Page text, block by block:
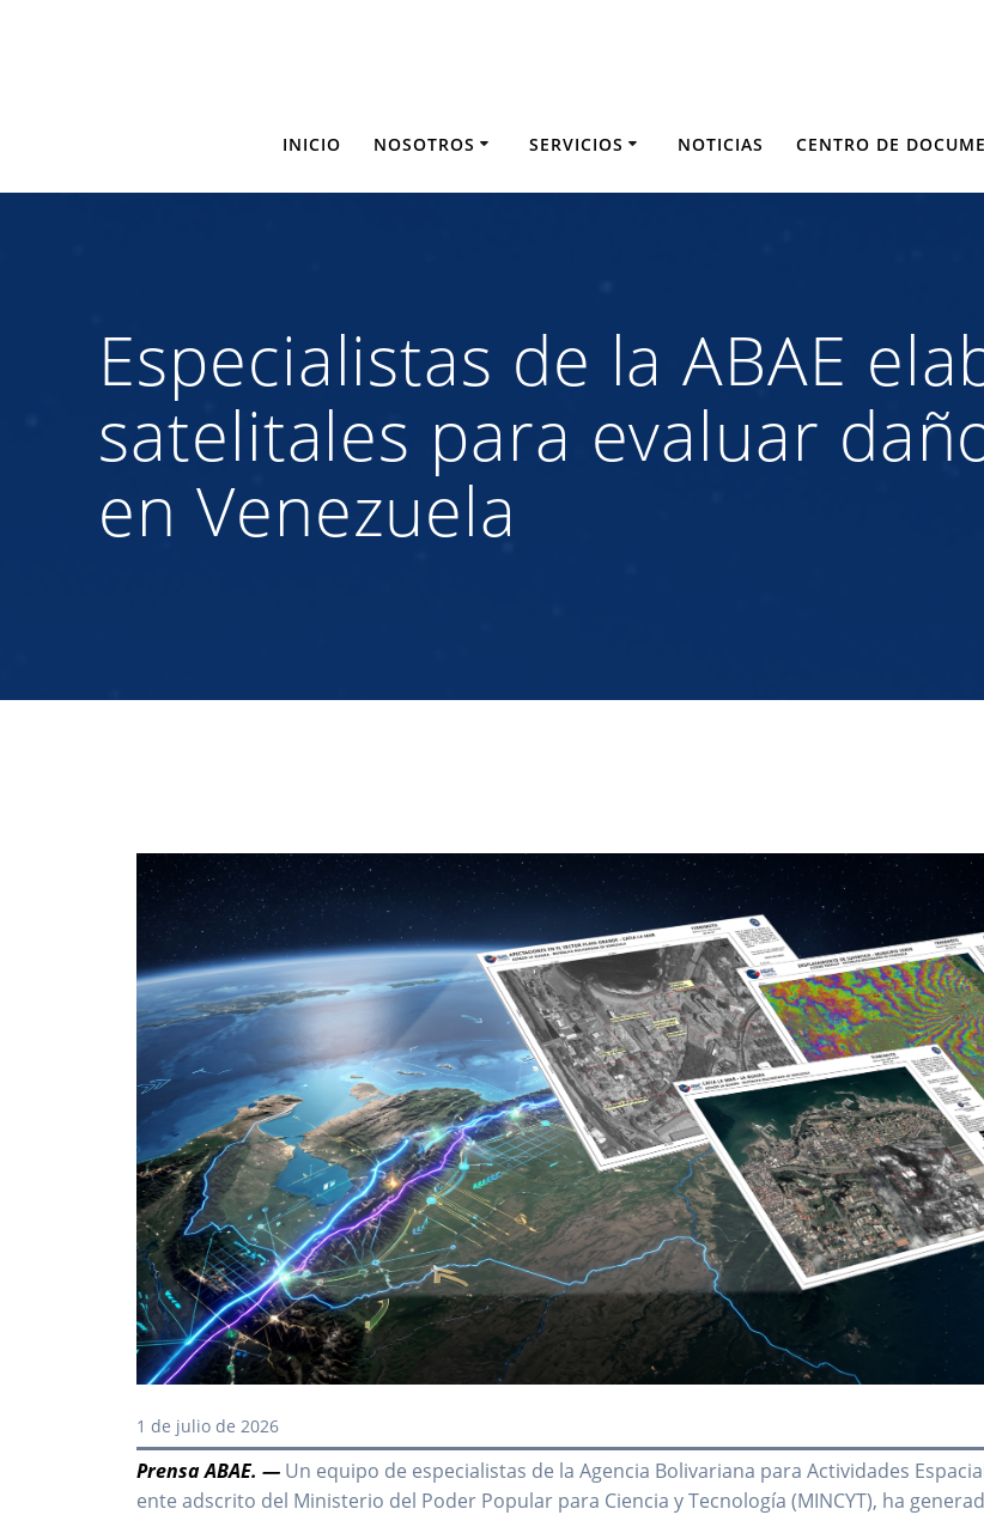
INICIO NOSOTROS SERVICIOS NOTICIAS CENTRO DE
Especialistas de la ABAE
satelitales para evaluar
en Venezuela
1 de julio de 2026
Prensa ABAE. — Un equipo de especialistas de la Agencia Bolivariana para Actividades
ente adscrito del Ministerio del Poder Popular para Ciencia y Tecnología (MINCYT), ha